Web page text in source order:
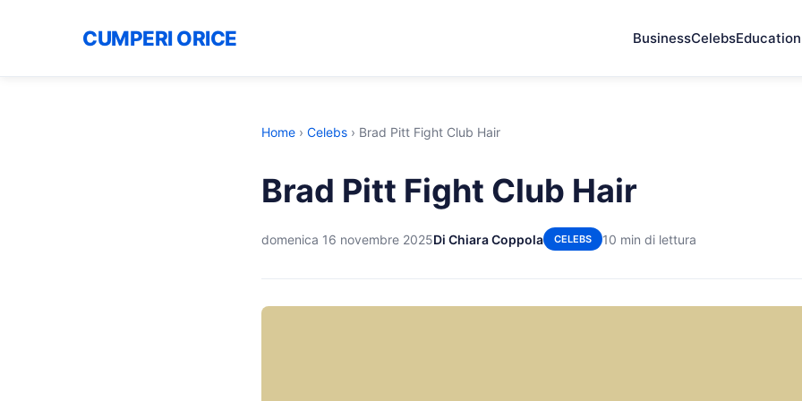
CUMPERI ORICE BusinessCelebsEducation
Home › Celebs › Brad Pitt Fight Club Hair
Brad Pitt Fight Club Hair
domenica 16 novembre 2025Di Chiara Coppola CELEBS 10 min di lettura